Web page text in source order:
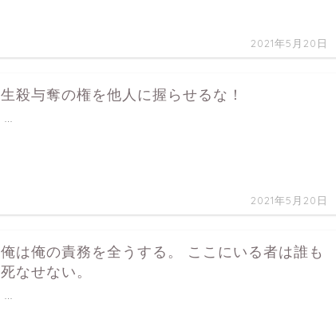
2021年5月20日
生殺与奪の権を他人に握らせるな！
2021年5月20日
俺は俺の責務を全うする。 ここにいる者は誰も
死なせない。